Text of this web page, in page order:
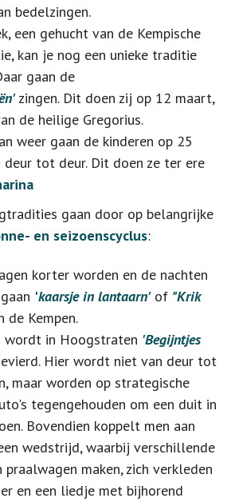
bedelzingen.
een gehucht van de Kempische
kan je nog een unieke traditie
gaan de
zingen. Dit doen zij op 12 maart,
de heilige Gregorius.
weer gaan de kinderen op 25
deur tot deur. Dit doen ze ter ere
gaan door op belangrijke
en seizoenscyclus:
korter worden en de nachten
'kaarsje in lantaarn' of "Krik
de Kempen.
wordt in Hoogstraten 'Begijntjes
Hier wordt niet van deur tot
maar worden op strategische
tegengehouden om een duit in
Bovendien koppelt men aan
wedstrijd, waarbij verschillende
praalwagen maken, zich verkleden
en een liedje met bijhorend